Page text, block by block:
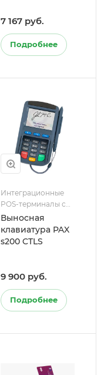
7 167 руб.
Подробнее
Интеграционные
POS-терминалы с
ККТ
Выносная
клавиатура PAX
s200 CTLS
9 900 руб.
Подробнее